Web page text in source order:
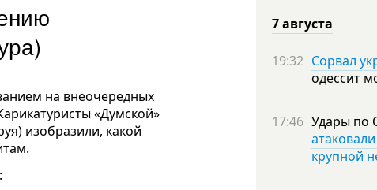
на внеочередных
«Думской»
изобразили, какой
7 августа
19:32 Сорвал
одессит
17:46 Удары по
крупной